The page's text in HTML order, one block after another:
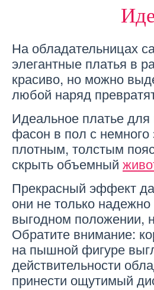
На обладательницах
элегантные платья в
красиво, но можно
любой наряд
Идеальное платье
фасон в пол с
плотным, толстым
скрыть объемный
Прекрасный эффект
они не только
выгодном положении,
Обратите внимание:
на пышной фигуре
действительности
принести ощутимый